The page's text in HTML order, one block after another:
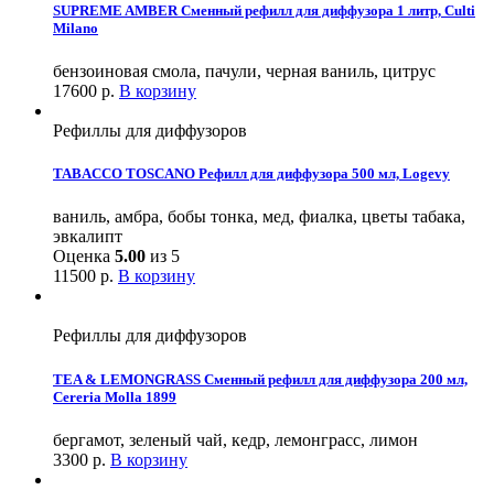
SUPREME AMBER Сменный рефилл для диффузора 1 литр, Culti
Milano
бензоиновая смола, пачули, черная ваниль, цитрус
17600 р. В корзину
Рефиллы для диффузоров
TABACCO TOSCANO Рефилл для диффузора 500 мл, Logevy
ваниль, амбра, бобы тонка, мед, фиалка, цветы табака,
эвкалипт
Оценка 5.00 из 5
11500 р. В корзину
Рефиллы для диффузоров
TEA & LEMONGRASS Сменный рефилл для диффузора 200 мл,
Cereria Molla 1899
бергамот, зеленый чай, кедр, лемонграсс, лимон
3300 р. В корзину